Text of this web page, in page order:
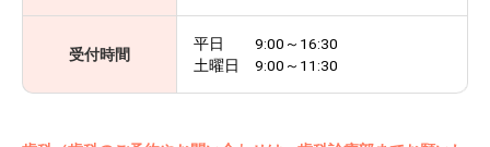
受付時間
平日 9:00～16:30
土曜日 9:00～11:30